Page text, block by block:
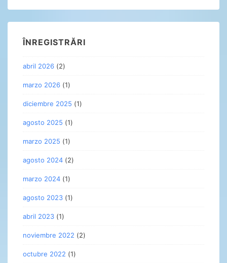
ÎNREGISTRĂRI
abril 2026 (2)
marzo 2026 (1)
diciembre 2025 (1)
agosto 2025 (1)
marzo 2025 (1)
agosto 2024 (2)
marzo 2024 (1)
agosto 2023 (1)
abril 2023 (1)
noviembre 2022 (2)
octubre 2022 (1)